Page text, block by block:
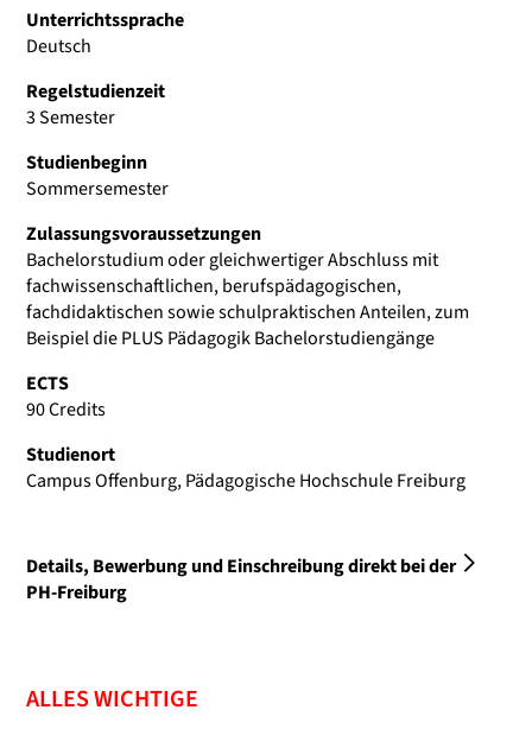
Unterrichtssprache
Deutsch
Regelstudienzeit
3 Semester
Studienbeginn
Sommersemester
Zulassungsvoraussetzungen
Bachelorstudium oder gleichwertiger Abschluss mit
fachwissenschaftlichen, berufspädagogischen,
fachdidaktischen sowie schulpraktischen Anteilen, zum
Beispiel die PLUS Pädagogik Bachelorstudiengänge
ECTS
90 Credits
Studienort
Campus Offenburg, Pädagogische Hochschule Freiburg
Details, Bewerbung und Einschreibung direkt bei der
PH-Freiburg
ALLES WICHTIGE